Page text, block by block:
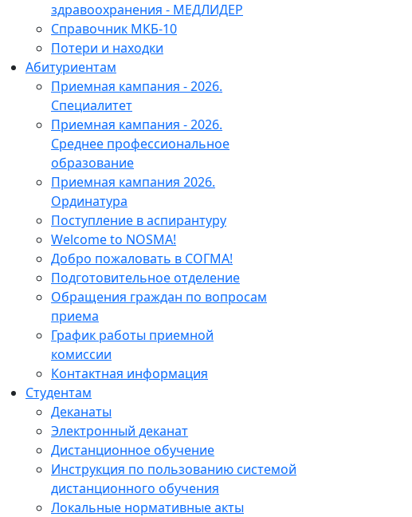
здравоохранения - МЕДЛИДЕР
Справочник МКБ-10
Потери и находки
Абитуриентам
Приемная кампания - 2026.
Специалитет
Приемная кампания - 2026.
Среднее профессиональное
образование
Приемная кампания 2026.
Ординатура
Поступление в аспирантуру
Welcome to NOSMA!
Добро пожаловать в СОГМА!
Подготовительное отделение
Обращения граждан по вопросам
приема
График работы приемной
комиссии
Контактная информация
Студентам
Деканаты
Электронный деканат
Дистанционное обучение
Инструкция по пользованию системой
дистанционного обучения
Локальные нормативные акты